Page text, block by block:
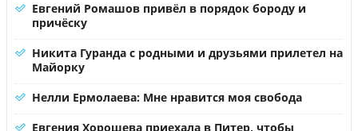
Евгений Ромашов привёл в порядок бороду и
причёску
Никита Гуранда с родными и друзьями прилетел на
Майорку
Нелли Ермолаева: Мне нравится моя свобода
Евгения Хорошева приехала в Питер, чтобы